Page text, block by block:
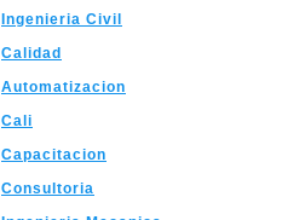
Ingenieria Civil
Calidad
Automatizacion
Cali
Capacitacion
Consultoria